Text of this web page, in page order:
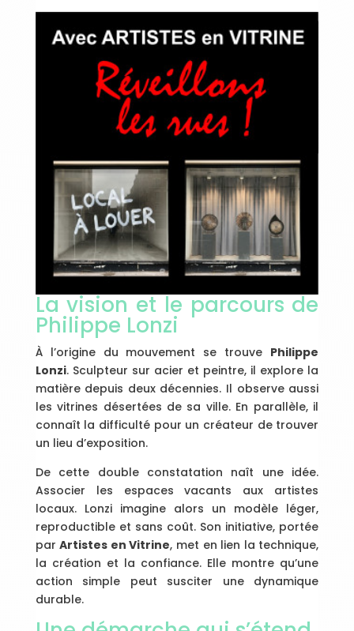
La vision et le parcours de
Philippe Lonzi
À l’origine du mouvement se trouve Philippe
Lonzi. Sculpteur sur acier et peintre, il explore la
matière depuis deux décennies. Il observe aussi
les vitrines désertées de sa ville. En parallèle, il
connaît la difficulté pour un créateur de trouver
un lieu d’exposition.
De cette double constatation naît une idée.
Associer les espaces vacants aux artistes
locaux. Lonzi imagine alors un modèle léger,
reproductible et sans coût. Son initiative, portée
parArtistes en Vitrine, met en lien la technique,
la création et la confiance. Elle montre qu’une
action simple peut susciter une dynamique
durable.